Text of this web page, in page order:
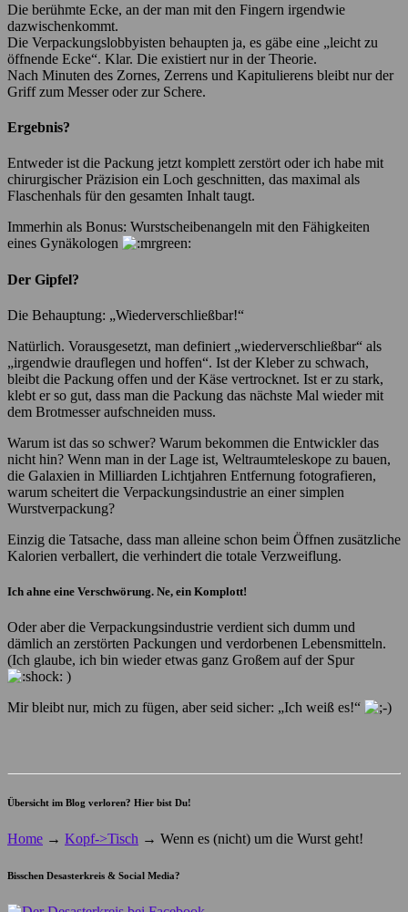
Die berühmte Ecke, an der man mit den Fingern irgendwie
dazwischenkommt.
Die Verpackungslobbyisten behaupten ja, es gäbe eine „leicht zu
öffnende Ecke“. Klar. Die existiert nur in der Theorie.
Nach Minuten des Zornes, Zerrens und Kapitulierens bleibt nur der
Griff zum Messer oder zur Schere.
Ergebnis?
Entweder ist die Packung jetzt komplett zerstört oder ich habe mit
chirurgischer Präzision ein Loch geschnitten, das maximal als
Flaschenhals für den gesamten Inhalt taugt.
Immerhin als Bonus: Wurstscheibenangeln mit den Fähigkeiten
eines Gynäkologen
Der Gipfel?
Die Behauptung: „Wiederverschließbar!“
Natürlich. Vorausgesetzt, man definiert „wiederverschließbar“ als
„irgendwie drauflegen und hoffen“. Ist der Kleber zu schwach,
bleibt die Packung offen und der Käse vertrocknet. Ist er zu stark,
klebt er so gut, dass man die Packung das nächste Mal wieder mit
dem Brotmesser aufschneiden muss.
Warum ist das so schwer? Warum bekommen die Entwickler das
nicht hin? Wenn man in der Lage ist, Weltraumteleskope zu bauen,
die Galaxien in Milliarden Lichtjahren Entfernung fotografieren,
warum scheitert die Verpackungsindustrie an einer simplen
Wurstverpackung?
Einzig die Tatsache, dass man alleine schon beim Öffnen zusätzliche
Kalorien verballert, die verhindert die totale Verzweiflung.
Ich ahne eine Verschwörung. Ne, ein Komplott!
Oder aber die Verpackungsindustrie verdient sich dumm und
dämlich an zerstörten Packungen und verdorbenen Lebensmitteln.
(Ich glaube, ich bin wieder etwas ganz Großem auf der Spur
)
Mir bleibt nur, mich zu fügen, aber seid sicher: „Ich weiß es!“
Übersicht im Blog verloren? Hier bist Du!
Home → Kopf->Tisch → Wenn es (nicht) um die Wurst geht!
Bisschen Desasterkreis & Social Media?